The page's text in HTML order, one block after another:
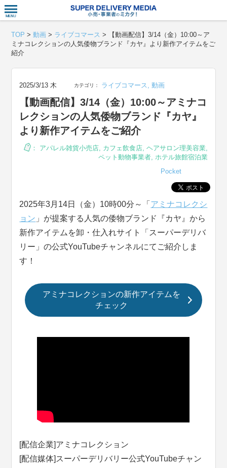
TOP >動画 > ライブコマース >
【動画配信】3/14（金）10:00～ア
ミナコレクションの人気倭物ブランド『カヤ』より新作アイテムをご
紹介
2025/3/13 木 カテゴリ： ライブコマース,動画
【動画配信】3/14（金）10:00～アミナコ
レクションの人気倭物ブランド『カヤ』
より新作アイテムをご紹介
： アパレル雑貨小売店, カフェ飲食店, ヘアサロン理美容業,
ペット動物事業者, ホテル旅館宿泊業
Pocket
2025年3月14日（金）10時00分～「 アミナコレクシ
ョン 」が提案する人気の倭物ブランド『カヤ』から
新作アイテムを卸・仕入れサイト「スーパーデリバ
リー」の公式YouTubeチャンネルにてご紹介しま
す！
アミナコレクションの新作アイテムを
チェック
[配信企業]アミナコレクション
[配信媒体]スーパーデリバリー公式YouTubeチャン